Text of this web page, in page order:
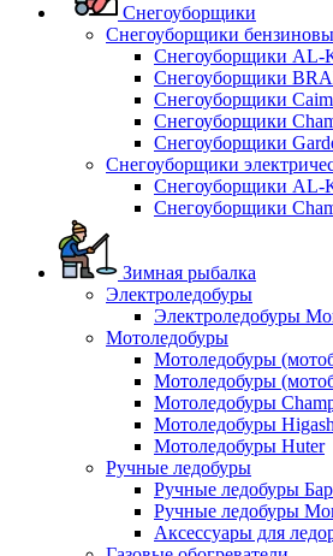
Снегоуборщики
Снегоуборщики
Снегоуборщики AL-
Снегоуборщики
Снегоуборщики
Снегоуборщики
Снегоуборщики
Снегоуборщики
Снегоуборщики AL-
Снегоуборщики
Зимная рыбалка
Электроледобуры
Электроледобуры
Мотоледобуры
Мотоледобуры
Мотоледобуры
Мотоледобуры
Мотоледобуры
Мотоледобуры Huter
Ручные ледобуры
Ручные ледобуры
Ручные ледобуры
Аксессуары для